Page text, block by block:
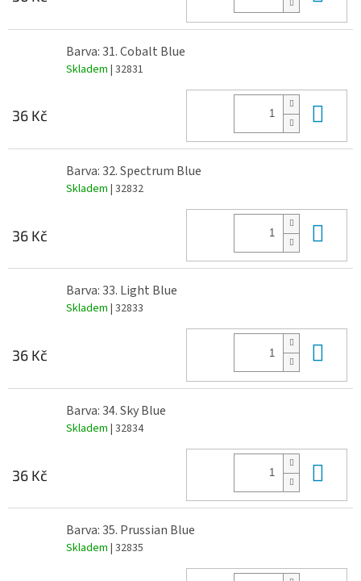
Barva: 31. Cobalt Blue
Skladem | 32831
36 Kč
Barva: 32. Spectrum Blue
Skladem | 32832
36 Kč
Barva: 33. Light Blue
Skladem | 32833
36 Kč
Barva: 34. Sky Blue
Skladem | 32834
36 Kč
Barva: 35. Prussian Blue
Skladem | 32835